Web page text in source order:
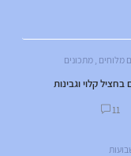
מלוחים ,מתכונים
קלוי וגבינות
11